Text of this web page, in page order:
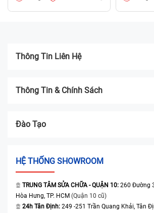
Chảy mực màn hình laptop
Thông Tin Liên Hệ
Thông Tin & Chính Sách
Đào Tạo
HỆ THỐNG SHOWROOM
TRUNG TÂM SỬA CHỮA - QUẬN 10: 260 Đường
Hòa Hưng, TP. HCM (Quận 10 cũ)
24h Tân Định: 249 -251 Trần Quang Khải, Tân